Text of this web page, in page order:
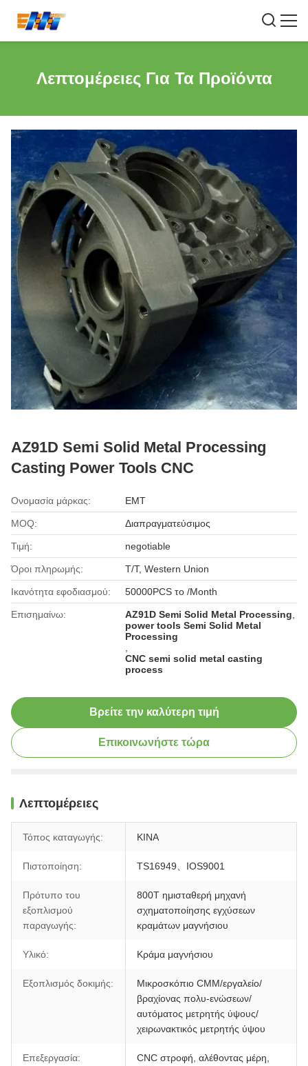
Λεπτομέρειες Για Τα Προϊόντα
AZ91D Semi Solid Metal Processing
Casting Power Tools CNC
Ονομασία μάρκας: EMT
MOQ: Διαπραγματεύσιμος
Τιμή: negotiable
Όροι πληρωμής: T/T, Western Union
Ικανότητα εφοδιασμού: 50000PCS το /Month
Επισημαίνω: AZ91D Semi Solid Metal Processing
power tools Semi Solid Metal
Processing
CNC semi solid metal casting
process
Βρείτε την καλύτερη τιμή
Επικοινωνήστε τώρα
Λεπτομέρειες
Τόπος καταγωγής: ΚΙΝΑ
Πιστοποίηση: TS16949、IOS9001
Πρότυπο του
εξοπλισμού
παραγωγής:
800T ημισταθερή μηχανή
σχηματοποίησης εγχύσεων
κραμάτων μαγνήσιου
Υλικό: Κράμα μαγνήσιου
Εξοπλισμός δοκιμής:
Μικροσκόπιο CMM/εργαλείο/
βραχίονας πολυ-ενώσεων/
αυτόματος μετρητής ύψους/
χειρωνακτικός μετρητής ύψου
Επεξεργασία:
CNC στροφή, αλέθοντας μέρη,